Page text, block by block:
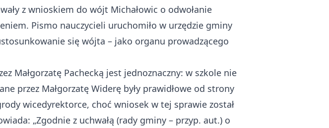
z wnioskiem do wójt Michałowic o odwołanie
Pismo nauczycieli uruchomiło w urzędzie gminy
się wójta – jako organu prowadzącego
Małgorzatę Pachecką jest jednoznaczny: w szkole nie
przez Małgorzatę Widerę były prawidłowe od strony
wicedyrektorce, choć wniosek w tej sprawie został
„Zgodnie z uchwałą (rady gminy – przyp. aut.) o